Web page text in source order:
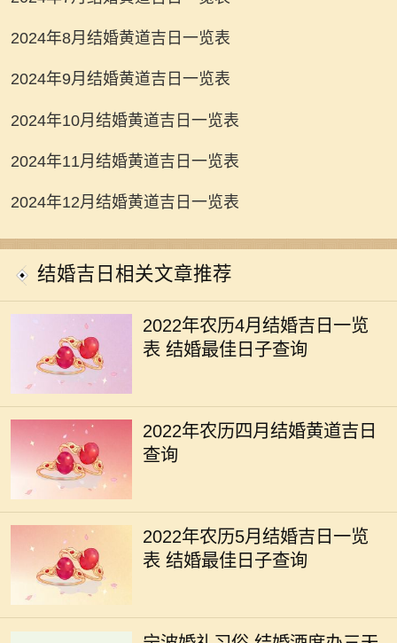
2024年8月结婚黄道吉日一览表
2024年9月结婚黄道吉日一览表
2024年10月结婚黄道吉日一览表
2024年11月结婚黄道吉日一览表
2024年12月结婚黄道吉日一览表
结婚吉日相关文章推荐
2022年农历4月结婚吉日一览
表 结婚最佳日子查询
2022年农历四月结婚黄道吉日
查询
2022年农历5月结婚吉日一览
表 结婚最佳日子查询